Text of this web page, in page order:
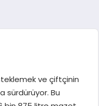
ve çiftçinin
sürdürüyor. Bu